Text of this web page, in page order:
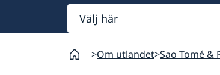
Välj
här
Om utlandet Sao Tomé &